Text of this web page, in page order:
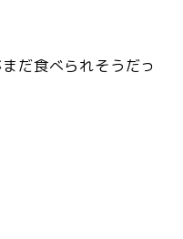
だ食べられそうだっ